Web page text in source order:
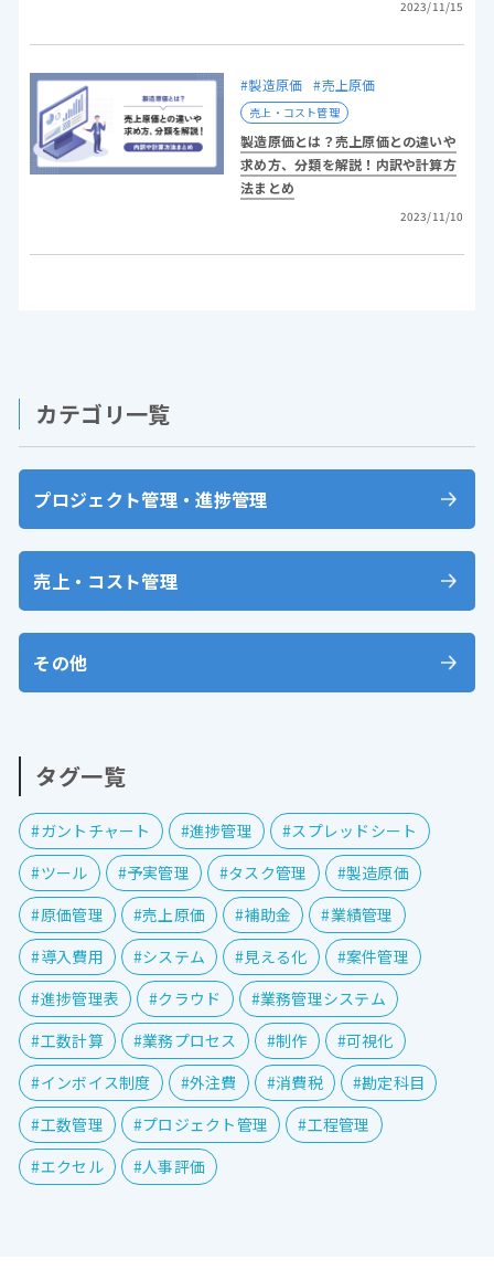
2023/11/15
#製造原価 #売上原価
売上・コスト管理
製造原価とは？売上原価との違いや
求め方、分類を解説！内訳や計算方
法まとめ
2023/11/10
カテゴリ一覧
プロジェクト管理・進捗管理
売上・コスト管理
その他
タグ一覧
#ガントチャート #進捗管理
#スプレッドシート
#ツール
#予実管理 #タスク管理
#製造原価
#原価管理
#売上原価 #補助金
#業績管理
#導入費用
#システム #見える化
#案件管理
#進捗管理表
#クラウド
#業務管理システム
#工数計算
#業務プロセス #制作
#可視化
#インボイス制度
#外注費 #消費税
#勘定科目
#工数管理
#プロジェクト管理
#工程管理
#エクセル
#人事評価